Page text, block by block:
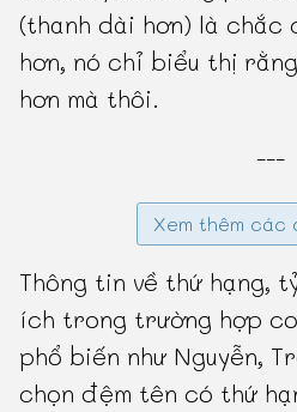
(thanh dài hơn) là chắc
hơn, nó chỉ biểu thị
hơn mà thôi.
---
Xem thêm các
Thông tin về thứ hạng,
ích trong trường hợp
phổ biến như Nguyễn,
chọn đệm tên có thứ